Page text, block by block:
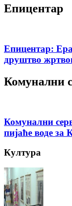
Епицентар
Епицентар:
друштво
Комунални
Комунални
пијаће воде за
Култура